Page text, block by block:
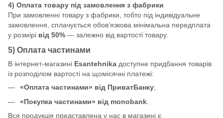
4) Оплата товару під замовлення з фабрики
При замовленні товару з фабрики, тобто під індивідуальне
замовлення, сплачується обов’язкова мінімальна передплата
у розмірі від 50% — залежно від вартості товару.
5) Оплата частинами
В інтернет-магазині Esantehnika доступне придбання товарів
із розподілом вартості на щомісячні платежі:
«Оплата частинами» від ПриватБанку;
«Покупка частинами» від monobank
Вся продукція представлена у нас в магазині є